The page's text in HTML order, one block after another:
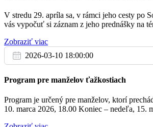
Pi
7.2.
18:00
Ďakujeme vám za modlitby, obety i
UPRATOVANIE: BOŠANY 6
V stredu 29. apríla sa, v rámci jeho cesty po
vás vypočuť si záznam z jeho prednášky na
Zobraziť viac
2026-03-10 18:00:00
Program pre manželov ťažkostiach
Program je určený pre manželov, ktorí
10. marca 2026, 18.00 Koniec – nedeľa, 15.